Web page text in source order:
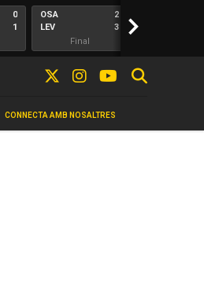
0
1
OSA
LEV
2
3
Final
>
CONNECTA AMB NOSALTRES